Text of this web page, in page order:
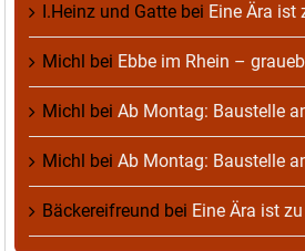
I.Heinz und Gatte bei Eine Ära ist
Michl bei Ebbe im Rhein –
Michl bei Ab Montag: Baustelle
Michl bei Ab Montag: Baustelle
Bäckereifreund bei Eine Ära ist